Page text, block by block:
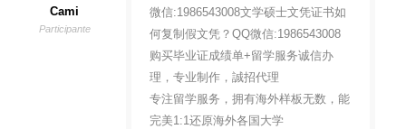
Cami
Participante
微信:1986543008文学硕士文凭证书如
何复制假文凭？QQ微信:1986543008
购买毕业证成绩单+留学服务诚信办
理，专业制作，誠招代理
专注留学服务，拥有海外样板无数，能
完美1:1还原海外各国大学